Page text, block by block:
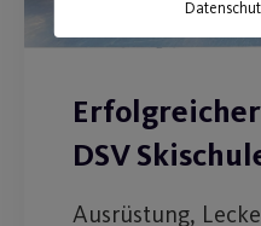
DSV
Ausrüstung,